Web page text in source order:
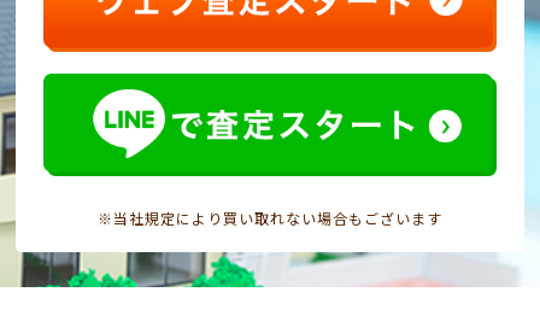
※当社規定により買い取れない場合もございます